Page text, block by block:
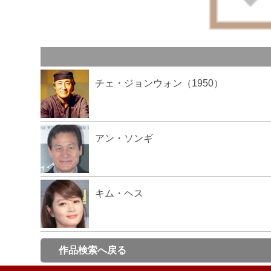
チェ・ジョンウォン（1950）
アン・ソンギ
キム・ヘス
作品検索へ戻る